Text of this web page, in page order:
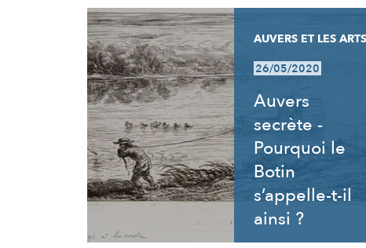
RÉSULTATS
AUVERS ET LES ARTS
26/05/2020
Auvers
secrète -
Pourquoi le
Botin
s’appelle-t-il
ainsi ?